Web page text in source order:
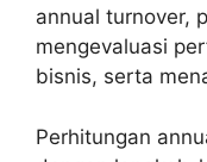
annual turnover,
mengevaluasi
bisnis, serta
Perhitungan